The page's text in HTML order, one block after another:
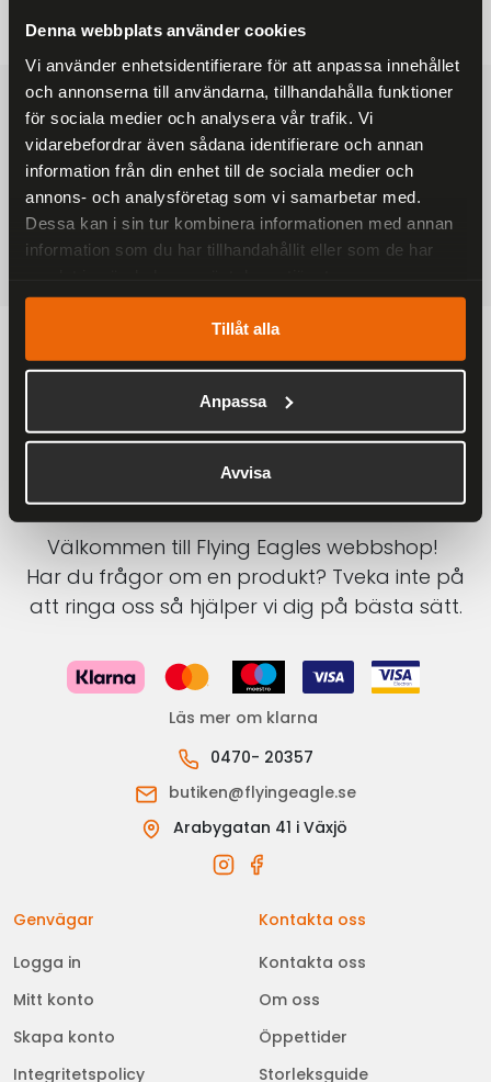
Denna webbplats använder cookies
Vi använder enhetsidentifierare för att anpassa innehållet
och annonserna till användarna, tillhandahålla funktioner
för sociala medier och analysera vår trafik. Vi
vidarebefordrar även sådana identifierare och annan
information från din enhet till de sociala medier och
annons- och analysföretag som vi samarbetar med.
Dessa kan i sin tur kombinera informationen med annan
information som du har tillhandahållit eller som de har
Tillåt alla
Anpassa
Avvisa
FRAKTFRITT
På alla ordrar över 2000 kr
1-3 DAGAR LEVERANS
Inom Sverige med DHL
SÄKRA BETALNINGAR
Betalkort, Klarna eller Swish
Välkommen till Flying Eagles webbshop!
Har du frågor om en produkt? Tveka inte på
att ringa oss så hjälper vi dig på bästa sätt.
Läs mer om klarna
0470- 20357
butiken@flyingeagle.se
Arabygatan 41 i Växjö
Genvägar
Logga in
Mitt konto
Skapa konto
Integritetspolicy
Kontakta oss
Kontakta oss
Om oss
Öppettider
Storleksguide